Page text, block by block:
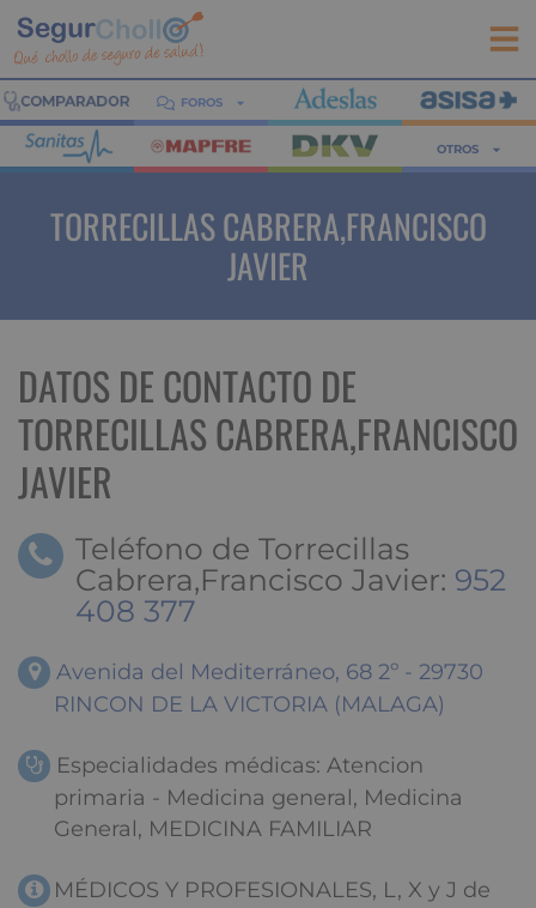
FOROS
OTROS
TORRECILLAS CABRERA,FRANCISCO
JAVIER
DATOS DE CONTACTO DE
TORRECILLAS CABRERA,FRANCISCO
JAVIER
Teléfono de Torrecillas
Cabrera,Francisco Javier: 952
408 377
Avenida del Mediterráneo, 68 2º - 29730
RINCON DE LA VICTORIA (MALAGA)
Especialidades médicas: Atencion
primaria - Medicina general, Medicina
General, MEDICINA FAMILIAR
MÉDICOS Y PROFESIONALES, L, X y J de